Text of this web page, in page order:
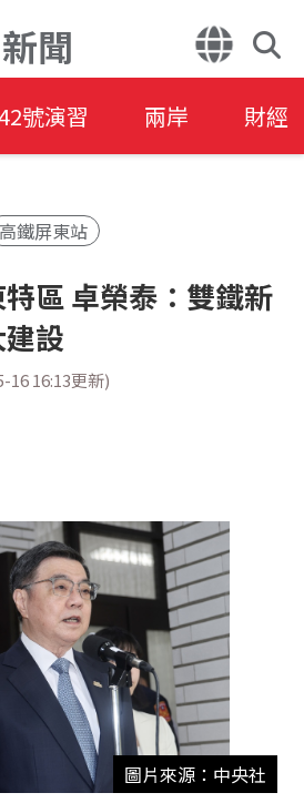
新聞
號演習 兩岸 財經
高鐵屏東站
區 卓榮泰：雙鐵新
設
16 16:13更新)
圖片來源：中央社